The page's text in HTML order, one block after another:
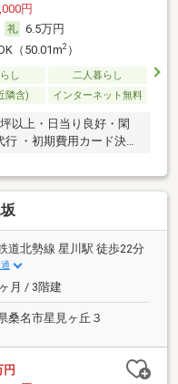
円
6.5万円
（50.01m2）
し
二人暮らし
隣含) インターネット無料
以上・日当り良好・閑
・初期費用カード決済
道北勢線 星川駅 徒歩22分
月 / 3階建
桑名市星見ヶ丘３
円